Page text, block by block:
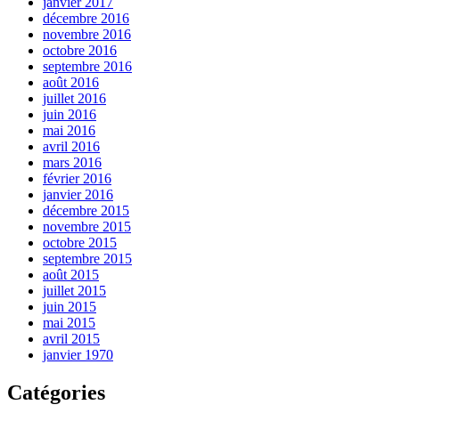
décembre 2016
novembre 2016
octobre 2016
septembre 2016
août 2016
juillet 2016
juin 2016
mai 2016
avril 2016
mars 2016
février 2016
janvier 2016
décembre 2015
novembre 2015
octobre 2015
septembre 2015
août 2015
juillet 2015
juin 2015
mai 2015
avril 2015
janvier 1970
Catégories